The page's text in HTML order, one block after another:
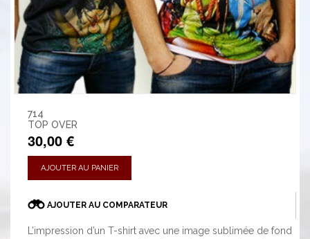
714
TOP OVER
30,00 €
AJOUTER AU PANIER
AJOUTER AU COMPARATEUR
L’impression d’un T-shirt avec une image sublimée de fond